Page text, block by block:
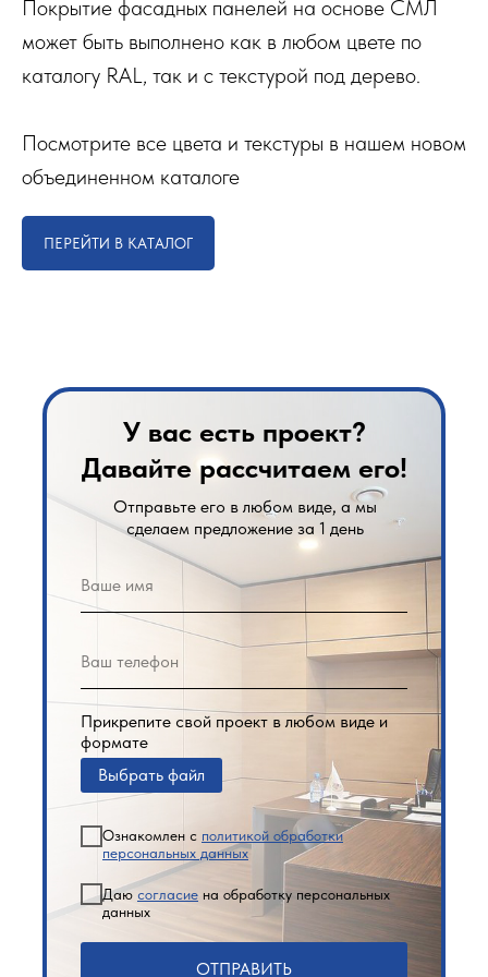
Покрытие фасадных панелей на основе СМЛ
может быть выполнено как в любом цвете по
каталогу RAL, так и с текстурой под дерево.
Посмотрите все цвета и текстуры в нашем новом
объединенном каталоге
ПЕРЕЙТИ В КАТАЛОГ
Прикрепите свой проект в любом виде и
формате
Выбрать файл
Ознакомлен с политикой обработки
персональных данных
Даюсогласие на обработку персональных
данных
ОТПРАВИТЬ
У вас есть проект?
Давайте рассчитаем его!
Отправьте его в любом виде, а мы
сделаем предложение за 1 день